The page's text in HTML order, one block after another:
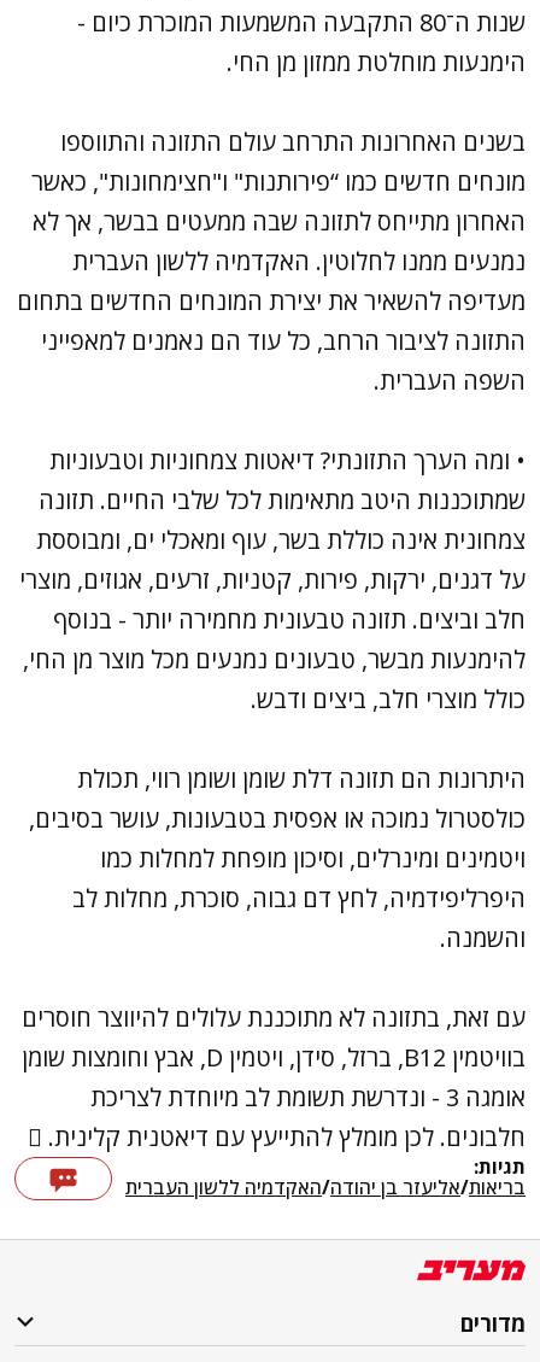
שנות ה־80 התקבעה המשמעות המוכרת כיום -
הימנעות מוחלטת ממזון מן החי.
בשנים האחרונות התרחב עולם התזונה והתווספו
מונחים חדשים כמו “פירותנות" ו"חצימחונות", כאשר
האחרון מתייחס לתזונה שבה ממעטים בבשר, אך לא
נמנעים ממנו לחלוטין. האקדמיה ללשון העברית
מעדיפה להשאיר את יצירת המונחים החדשים בתחום
התזונה לציבור הרחב, כל עוד הם נאמנים למאפייני
השפה העברית.
• ומה הערך התזונתי? דיאטות צמחוניות וטבעוניות
שמתוכננות היטב מתאימות לכל שלבי החיים. תזונה
צמחונית אינה כוללת בשר, עוף ומאכלי ים, ומבוססת
על דגנים, ירקות, פירות, קטניות, זרעים, אגוזים, מוצרי
חלב וביצים. תזונה טבעונית מחמירה יותר - בנוסף
להימנעות מבשר, טבעונים נמנעים מכל מוצר מן החי,
כולל מוצרי חלב, ביצים ודבש.
היתרונות הם תזונה דלת שומן ושומן רווי, תכולת
כולסטרול נמוכה או אפסית בטבעונות, עושר בסיבים,
ויטמינים ומינרלים, וסיכון מופחת למחלות כמו
היפרליפידמיה, לחץ דם גבוה, סוכרת, מחלות לב
והשמנה.
עם זאת, בתזונה לא מתוכננת עלולים להיווצר חוסרים
בוויטמין B12, ברזל, סידן, ויטמין D, אבץ וחומצות שומן
אומגה 3 - ונדרשת תשומת לב מיוחדת לצריכת
חלבונים. לכן מומלץ להתייעץ עם דיאטנית קלינית. 
תגיות:
בריאות/אליעזר בן יהודה/האקדמיה ללשון העברית
מדורים